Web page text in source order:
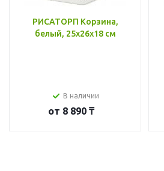
РИСАТОРП Корзина,
белый, 25x26x18 см
В наличии
от 8 890 ₸